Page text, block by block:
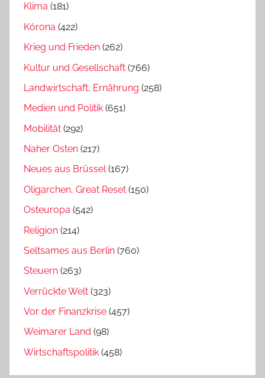
Klima (181)
Kórona (422)
Krieg und Frieden (262)
Kultur und Gesellschaft (766)
Landwirtschaft, Ernährung (258)
Medien und Politik (651)
Mobilität (292)
Naher Osten (217)
Neues aus Brüssel(167)
Oligarchen, Great Reset (150)
Osteuropa (542)
Religion (214)
Seltsames aus Berlin (760)
Steuern (263)
Verrückte Welt (323)
Vor der Finanzkrise (457)
Weimarer Land (98)
Wirtschaftspolitik (458)